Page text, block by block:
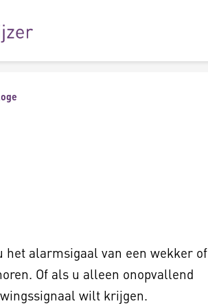
alarmsigaal van een wekker of
Of als u alleen onopvallend
wilt krijgen.